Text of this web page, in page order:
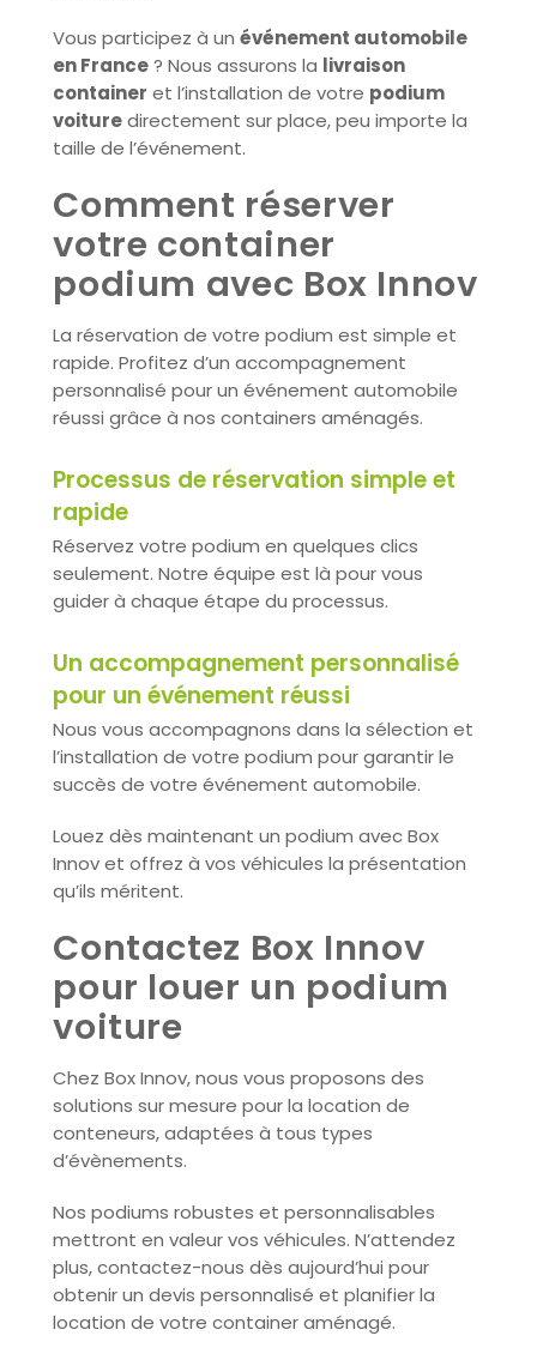
Vous participez à unévénement automobile
en France? Nous assurons la livraison
container et l’installation de votre podium
voituredirectement sur place, peu importe la
taille de l’événement.
Comment réserver
votre container
podium avec Box Innov
La réservation de votre podium est simple et
rapide. Profitez d’un accompagnement
personnalisé pour un événement automobile
réussi grâce à nos containers aménagés.
Processus de réservation simple et
rapide
Réservez votre podium en quelques clics
seulement. Notre équipe est là pour vous
guider à chaque étape du processus.
Un accompagnement personnalisé
pour un événement réussi
Nous vous accompagnons dans la sélection et
l’installation de votre podium pour garantir le
succès de votre événement automobile.
Louez dès maintenant un podium avec Box
Innov et offrez à vos véhicules la présentation
qu’ils méritent.
Contactez Box Innov
pour louer un podium
voiture
Chez Box Innov, nous vous proposons des
solutions sur mesure pour la location de
conteneurs, adaptées à tous types
d’évènements.
Nos podiums robustes et personnalisables
mettront en valeur vos véhicules. N’attendez
plus, contactez-nous dès aujourd’hui pour
obtenir un devis personnalisé et planifier la
location de votre container aménagé.